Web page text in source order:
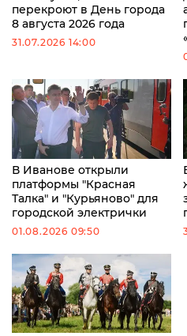
перекроют в День города
8 августа 2026 года
31.07.2026 14:00
В Иванове открыли
платформы "Красная
Талка" и "Курьяново" для
городской электрички
01.08.2026 09:50